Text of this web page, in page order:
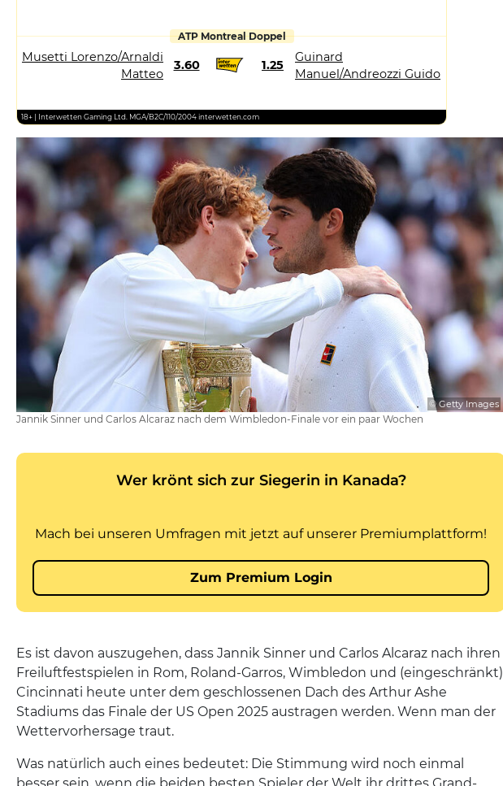
ATP Montreal Doppel
Musetti Lorenzo/Arnaldi
Matteo
3.60 1.25
Guinard
Manuel/Andreozzi Guido
18+ | Interwetten Gaming Ltd. MGA/B2C/110/2004 interwetten.com
© Getty Images
Jannik Sinner und Carlos Alcaraz nach dem Wimbledon-Finale vor ein paar Wochen
Es ist davon auszugehen, dass Jannik Sinner und Carlos Alcaraz nach ihren
Freiluftfestspielen in Rom, Roland-Garros, Wimbledon und (eingeschränkt)
Cincinnati heute unter dem geschlossenen Dach des Arthur Ashe
Stadiums das Finale der US Open 2025 austragen werden. Wenn man der
Wettervorhersage traut.
Was natürlich auch eines bedeutet: Die Stimmung wird noch einmal